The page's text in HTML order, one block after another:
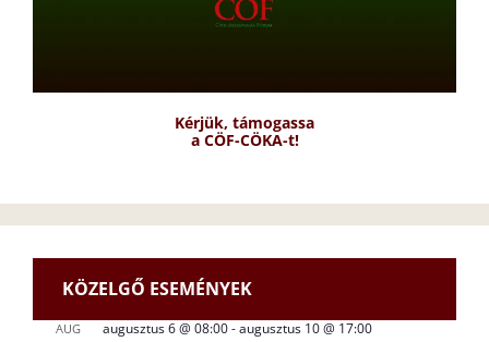
Kérjük, támogassa
a CÖF-CÖKA-t!
KÖZELGŐ ESEMÉNYEK
AUG augusztus 6 @ 08:00-augusztus 10 @ 17:00